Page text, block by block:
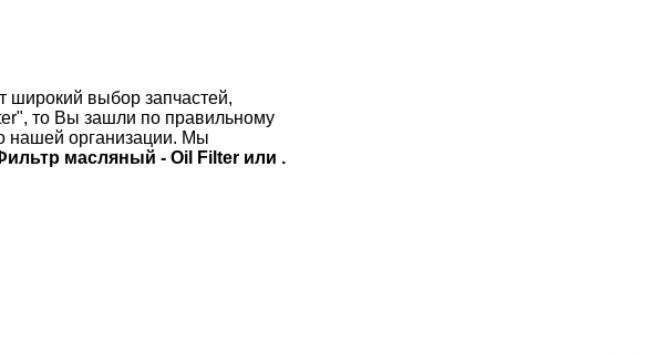
широкий выбор запчастей,
то Вы зашли по правильному
нашей организации. Мы
масляный - Oil Filter или .